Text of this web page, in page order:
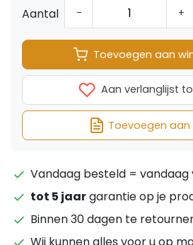
Aantal - +
Toevoegen aan
Aan verlanglijst
Toevoegen
Vandaag besteld = vandaag
tot 5 jaargarantie op je
Binnen 30 dagen te